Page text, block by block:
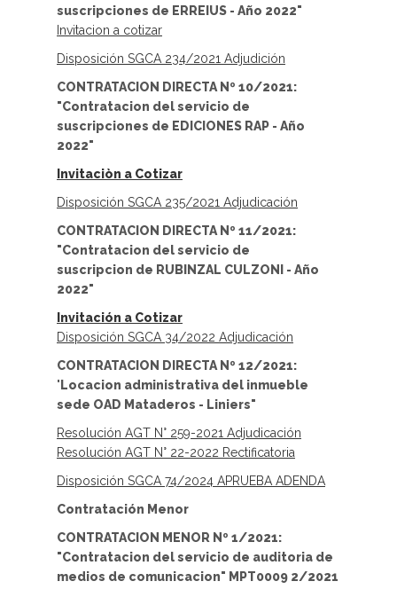
suscripciones de ERREIUS - Año 2022"
Invitacion a cotizar
Disposición SGCA 234/2021 Adjudición
CONTRATACION DIRECTA Nº 10/2021:
"Contratacion del servicio de
suscripciones de EDICIONES RAP - Año
2022"
Invitaciòn a Cotizar
Disposición SGCA 235/2021 Adjudicación
CONTRATACION DIRECTA Nº 11/2021:
"Contratacion del servicio de
suscripcion de RUBINZAL CULZONI - Año
2022"
Invitación a Cotizar
Disposición SGCA 34/2022 Adjudicación
CONTRATACION DIRECTA Nº 12/2021:
" Locacion administrativa del inmueble
sede OAD Mataderos - Liniers"
Resolución AGT N° 259-2021 Adjudicación
Resolución AGT N° 22-2022 Rectificatoria
Disposición SGCA 74/2024 APRUEBA ADENDA
Contratación Menor
CONTRATACION MENOR Nº 1/2021:
"Contratacion del servicio de auditoria de
medios de comunicacion" MPT0009 2/2021